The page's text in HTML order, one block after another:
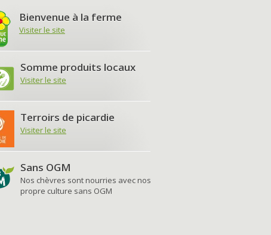
Bienvenue à la ferme
Visiter le site
Somme produits locaux
Visiter le site
Terroirs de picardie
Visiter le site
Sans OGM
Nos chèvres sont nourries avec nos
propre culture sans OGM